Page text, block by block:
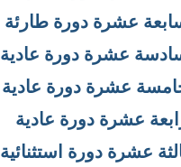
عشرة دورة طارئة
عشرة دورة عادية
عشرة دورة عادية
عشرة دورة عادية
عشرة دورة استثنائية